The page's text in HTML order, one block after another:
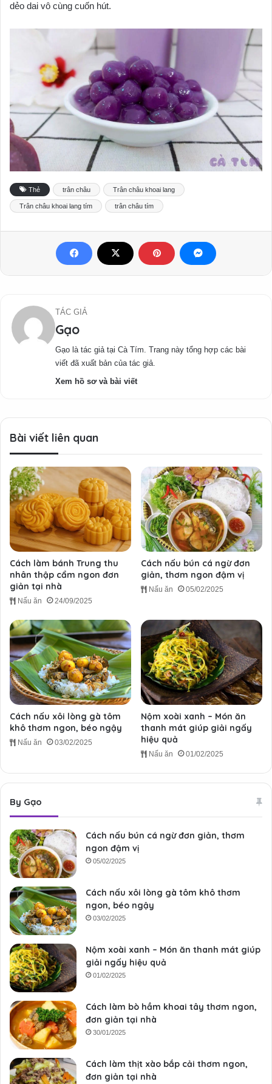
dẻo dai vô cùng cuốn hút.
Thẻ trân châu Trân châu khoai lang
Trân châu khoai lang tím trân châu tím
TÁC GIẢ
Gạo
Gạo là tác giả tại Cà Tím. Trang này tổng hợp các bài
viết đã xuất bản của tác giả.
Xem hồ sơ và bài viết
Bài viết liên quan
Cách làm bánh Trung thu
nhân thập cẩm ngon đơn
giản tại nhà
Nấu ăn 24/09/2025
Cách nấu bún cá ngừ đơn
giản, thơm ngon đậm vị
Nấu ăn 05/02/2025
Cách nấu xôi lòng gà tôm
khô thơm ngon, béo ngậy
Nấu ăn 03/02/2025
Nộm xoài xanh – Món ăn
thanh mát giúp giải ngấy
hiệu quả
Nấu ăn 01/02/2025
By Gạo
Cách nấu bún cá ngừ đơn giản, thơm
ngon đậm vị
05/02/2025
Cách nấu xôi lòng gà tôm khô thơm
ngon, béo ngậy
03/02/2025
Nộm xoài xanh – Món ăn thanh mát giúp
giải ngấy hiệu quả
01/02/2025
Cách làm bò hầm khoai tây thơm ngon,
đơn giản tại nhà
30/01/2025
Cách làm thịt xào bắp cải thơm ngon,
đơn giản tại nhà